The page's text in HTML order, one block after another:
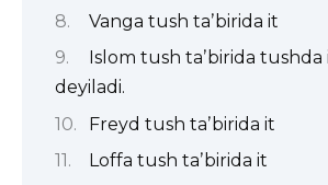
Vanga tush taʼbirida it
Islom tush taʼbirida tushda
deyiladi.
Freyd tush taʼbirida it
Loffa tush taʼbirida it